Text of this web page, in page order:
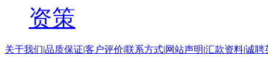
资策
关于我们|品质保证|客户评价|联系方式|网站声明|汇款资料|诚聘